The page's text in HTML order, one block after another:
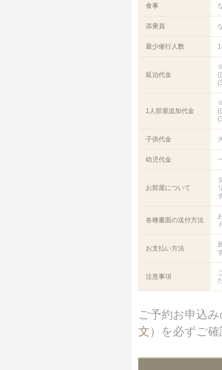
食事
添乗員
最少催行人数
延泊代金
(
1人部屋追加代金
(
子供代金
幼児代金
お部屋について
各種書面の送付方法
お支払い方法
注意事項
ご予約お申込
文）
を必ずご